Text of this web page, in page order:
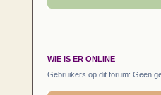
WIE IS ER ONLINE
Gebruikers op dit forum: Geen